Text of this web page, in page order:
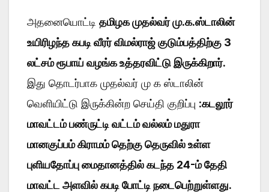
அதனையொட்டி தமிழக முதல்வர் மு.க.ஸ்டாலின்
உயிரிழந்த கபடி வீரர் விமல்ராஜ் குடும்பத்திற்கு 3
லட்சம் ரூபாய் வழங்க உத்தரவிட்டு இருக்கிறார்.
இது தொடர்பாக முதல்வர் மு க ஸ்டாலின்
வெளியிட்டு இருக்கின்ற செய்தி குறிப்பு :கடலூர்
மாவட்டம் பண்ருட்டி வட்டம் வல்லம் மதுரா
மானகுப்பம் கிராமம் தெற்கு தெருவில் உள்ள
புளியதோப்பு மைதானத்தில் கடந்த 24-ம் தேதி
மாவட்ட அளவில் கபடி போட்டி நடைபெற்றுள்ளது.